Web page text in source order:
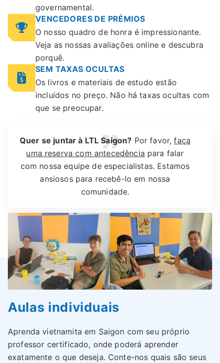
governamental.
VENCEDORES DE PRÉMIOS
O nosso quadro de honra é impressionante.
Veja as nossas avaliações online e descubra
porquê.
SEM TAXAS OCULTAS
Os livros e materiais de estudo estão
incluídos no preço. Não há taxas ocultas com
que se preocupar.
Quer se juntar à LTL Saigon? Por favor,faça
uma reserva com antecedência para falar
com nossa equipe de especialistas. Estamos
ansiosos para recebê-lo em nossa
comunidade.
Aulas individuais
Aprenda vietnamita em Saigon com seu próprio
professor certificado, onde poderá aprender
exatamente o que deseja. Conte-nos quais são seus